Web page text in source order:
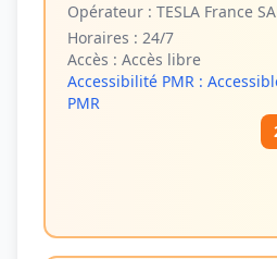
Opérateur : TESLA France
Horaires : 24/7
Accès : Accès libre
Accessibilité PMR :
PMR